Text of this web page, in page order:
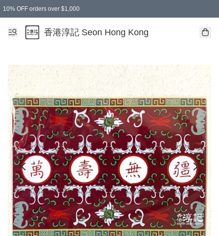
10% OFF orders over $1,000
香港淳記 Seon Hong Kong